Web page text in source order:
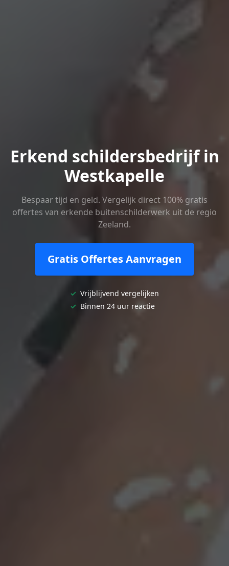
Erkend schildersbedrijf in
Westkapelle
Bespaar tijd en geld. Vergelijk direct 100% gratis
offertes van erkende buitenschilderwerk uit de regio
Zeeland.
Gratis Offertes Aanvragen
✓ Vrijblijvend vergelijken
✓ Binnen 24 uur reactie